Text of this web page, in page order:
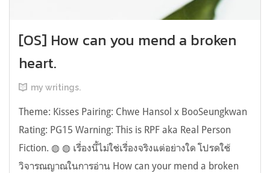
[OS] How can you mend a broken
heart.
my writings.
Theme: Kisses Pairing: Chwe Hansol x BooSeungkwan
Rating: PG15 Warning: This is RPF aka Real Person
Fiction. ◍ ◍ เรื่องนี้ไม่ใช่เรื่องจริงแต่อย่างใด โปรดใช้
วิจารณญาณในการอ่าน How can your mend a broken